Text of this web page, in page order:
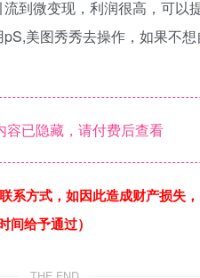
到微变现，利润很高，可以
美图秀秀去操作，如果不
已隐藏，请付费后查看
系方式，如因此造成财产损失
给予通过）